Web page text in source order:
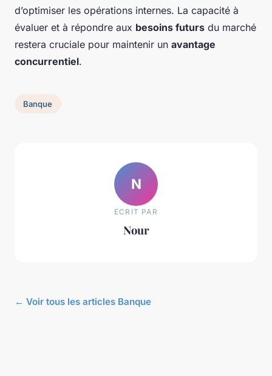
d’optimiser les opérations internes. La capacité à
évaluer et à répondre aux besoins futurs du marché
restera cruciale pour maintenir un avantage
concurrentiel.
Banque
N
ECRIT PAR
Nour
← Voir tous les articles Banque